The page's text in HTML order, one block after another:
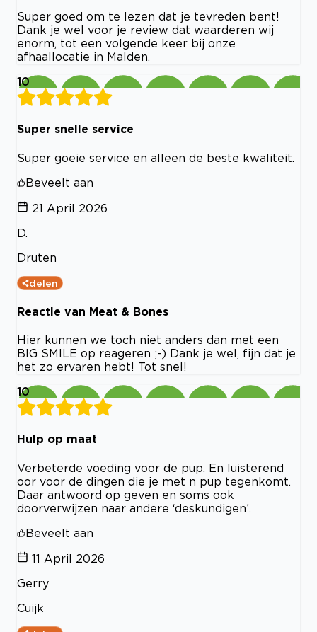
Super goed om te lezen dat je tevreden bent!
Dank je wel voor je review dat waarderen wij
enorm, tot een volgende keer bij onze
afhaallocatie in Malden.
10
Super snelle service
Super goeie service en alleen de beste kwaliteit.
Beveelt aan
21 April 2026
D.
Druten
delen
Reactie van Meat & Bones
Hier kunnen we toch niet anders dan met een
BIG SMILE op reageren ;-) Dank je wel, fijn dat je
het zo ervaren hebt! Tot snel!
10
Hulp op maat
Verbeterde voeding voor de pup. En luisterend
oor voor de dingen die je met n pup tegenkomt.
Daar antwoord op geven en soms ook
doorverwijzen naar andere ‘deskundigen’.
Beveelt aan
11 April 2026
Gerry
Cuijk